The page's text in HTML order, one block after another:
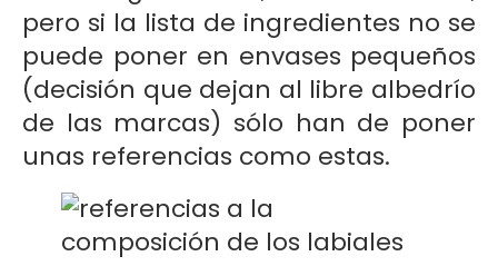
pero si la lista de ingredientes no se
puede poner en envases pequeños
(decisión que dejan al libre albedrío
de las marcas) sólo han de poner
unas referencias como estas.